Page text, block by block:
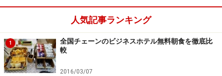
例えば、東横インチェーンでは2014年4月1日～2015年3
「公式ＨＰ割」キャンペーンを行っています。このキャ
ンペーンでは、東横INNクラブカード会員の会員特典も
併用可能となっており、会員特典の5パーセント割引等
人気記事ランキング
1
全国チェーンのビジネスホテル無料朝食を徹底比
較
2016/03/07